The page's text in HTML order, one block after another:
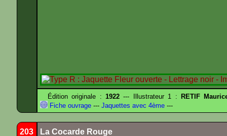
Édition originale : 1922--- Illustrateur 1 :
RETIF
Fiche ouvrage --- Jaquettes avec 4ème ---
203 La Cocarde Rouge